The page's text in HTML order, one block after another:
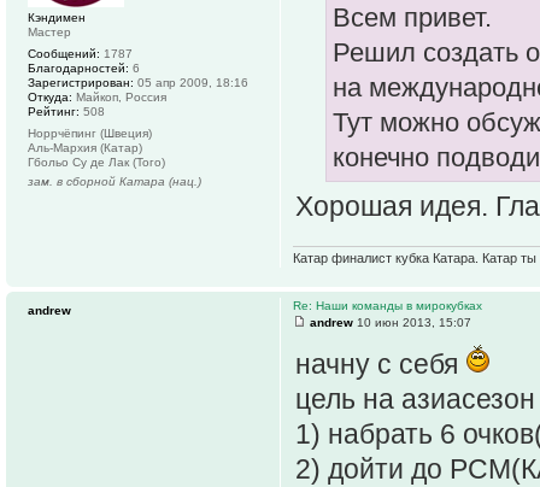
Всем привет.
Решил создать
на
Тут можно
конечно
Хорошая идея.
Кэндимен
Мастер
Сообщений: 1787
Благодарностей: 6
Зарегистрирован: 05 апр 2009, 18:16
Откуда: Майкоп, Россия
Рейтинг: 508
Норрчёпинг (Швеция)
Аль-Мархия (Катар)
Гбольо Су де Лак (Того)
зам. в сборной Катара (нац.)
Re: Наши команды в мирокубках
andrew 10 июн 2013, 15:07
начну с себя
цель на
1) набрать 6
2) дойти до
andrew